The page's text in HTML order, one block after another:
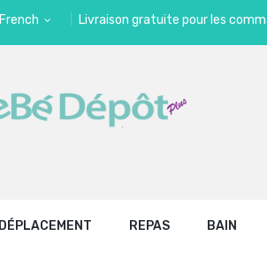
French Livraison gratuite pour les
DÉPLACEMENT REPAS BAIN